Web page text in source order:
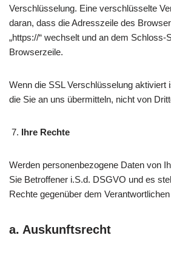
Verschlüsselung. Eine verschlüsselte
daran, dass die Adresszeile des
„https://“ wechselt und an dem Schloss-
Browserzeile.
Wenn die SSL Verschlüsselung aktiviert
die Sie an uns übermitteln, nicht von
Ihre Rechte
Werden personenbezogene Daten von
Sie Betroffener i.S.d. DSGVO und es
Rechte gegenüber dem
a. Auskunftsrecht